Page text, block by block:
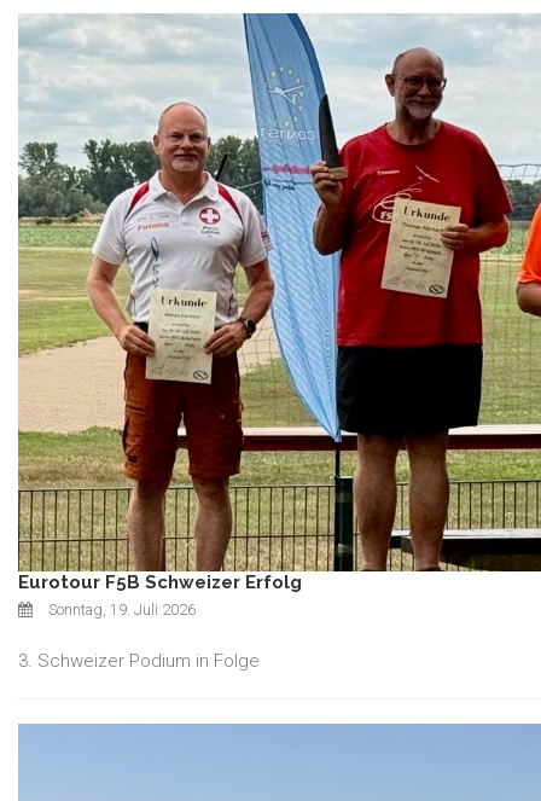
Eurotour F5B Schweizer Erfolg
Sonntag, 19. Juli 2026
3. Schweizer Podium in Folge